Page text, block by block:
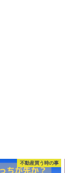
不動産買う時の事